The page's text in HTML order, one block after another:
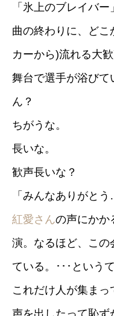
「氷上のブレイバー
曲の終わりに、ど
カーから)流れる大
舞台で選手が浴びて
ん？
ちがうな。
長いな。
歓声長いな？
「みんなありがと
紅愛さんの声にかか
演。なるほど、この
ている。･･･という
これだけ人が集ま
声を出したって恥ず